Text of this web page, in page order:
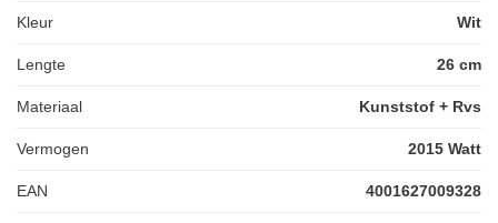
Kleur Wit
Lengte 26 cm
Materiaal Kunststof + Rvs
Vermogen 2015 Watt
EAN 4001627009328